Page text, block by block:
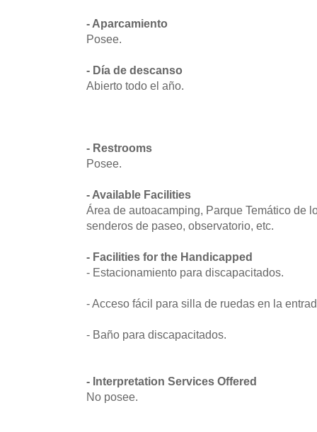
- Aparcamiento
Posee.
- Día de descanso
Abierto todo el año.
- Restrooms
Posee.
- Available Facilities
Área de autoacamping, Parque Temático de
senderos de paseo, observatorio, etc.
- Facilities for the Handicapped
- Estacionamiento para discapacitados.
- Acceso fácil para silla de ruedas en la
- Baño para discapacitados.
- Interpretation Services Offered
No posee.